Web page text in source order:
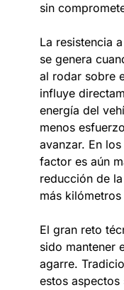
sin
La resistencia
se genera
al rodar sobre
influye
energía del
menos
avanzar. En
factor es aún
reducción de
más
El gran reto
sido mantener
agarre.
estos